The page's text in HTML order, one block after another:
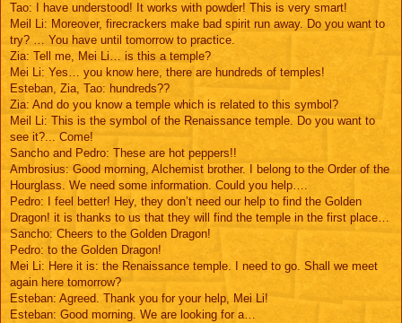
Tao: I have understood! It works with powder! This is very smart!
Meil Li: Moreover, firecrackers make bad spirit run away. Do you want to
try? … You have until tomorrow to practice.
Zia: Tell me, Mei Li… is this a temple?
Mei Li: Yes… you know here, there are hundreds of temples!
Esteban, Zia, Tao: hundreds??
Zia: And do you know a temple which is related to this symbol?
Meil Li: This is the symbol of the Renaissance temple. Do you want to
see it?... Come!
Sancho and Pedro: These are hot peppers!!
Ambrosius: Good morning, Alchemist brother. I belong to the Order of the
Hourglass. We need some information. Could you help….
Pedro: I feel better! Hey, they don’t need our help to find the Golden
Dragon! it is thanks to us that they will find the temple in the first place…
Sancho: Cheers to the Golden Dragon!
Pedro: to the Golden Dragon!
Mei Li: Here it is: the Renaissance temple. I need to go. Shall we meet
again here tomorrow?
Esteban: Agreed. Thank you for your help, Mei Li!
Esteban: Good morning. We are looking for a…